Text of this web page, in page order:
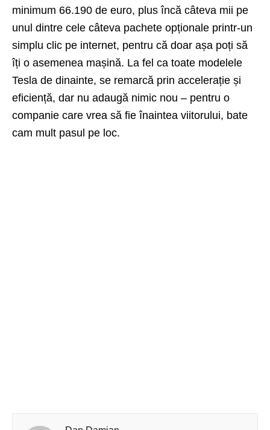
minimum 66.190 de euro, plus încă câteva mii pe
unul dintre cele câteva pachete opționale printr-un
simplu clic pe internet, pentru că doar așa poți să
îți o asemenea mașină. La fel ca toate modelele
Tesla de dinainte, se remarcă prin accelerație și
eficiență, dar nu adaugă nimic nou – pentru o
companie care vrea să fie înaintea viitorului, bate
cam mult pasul pe loc.